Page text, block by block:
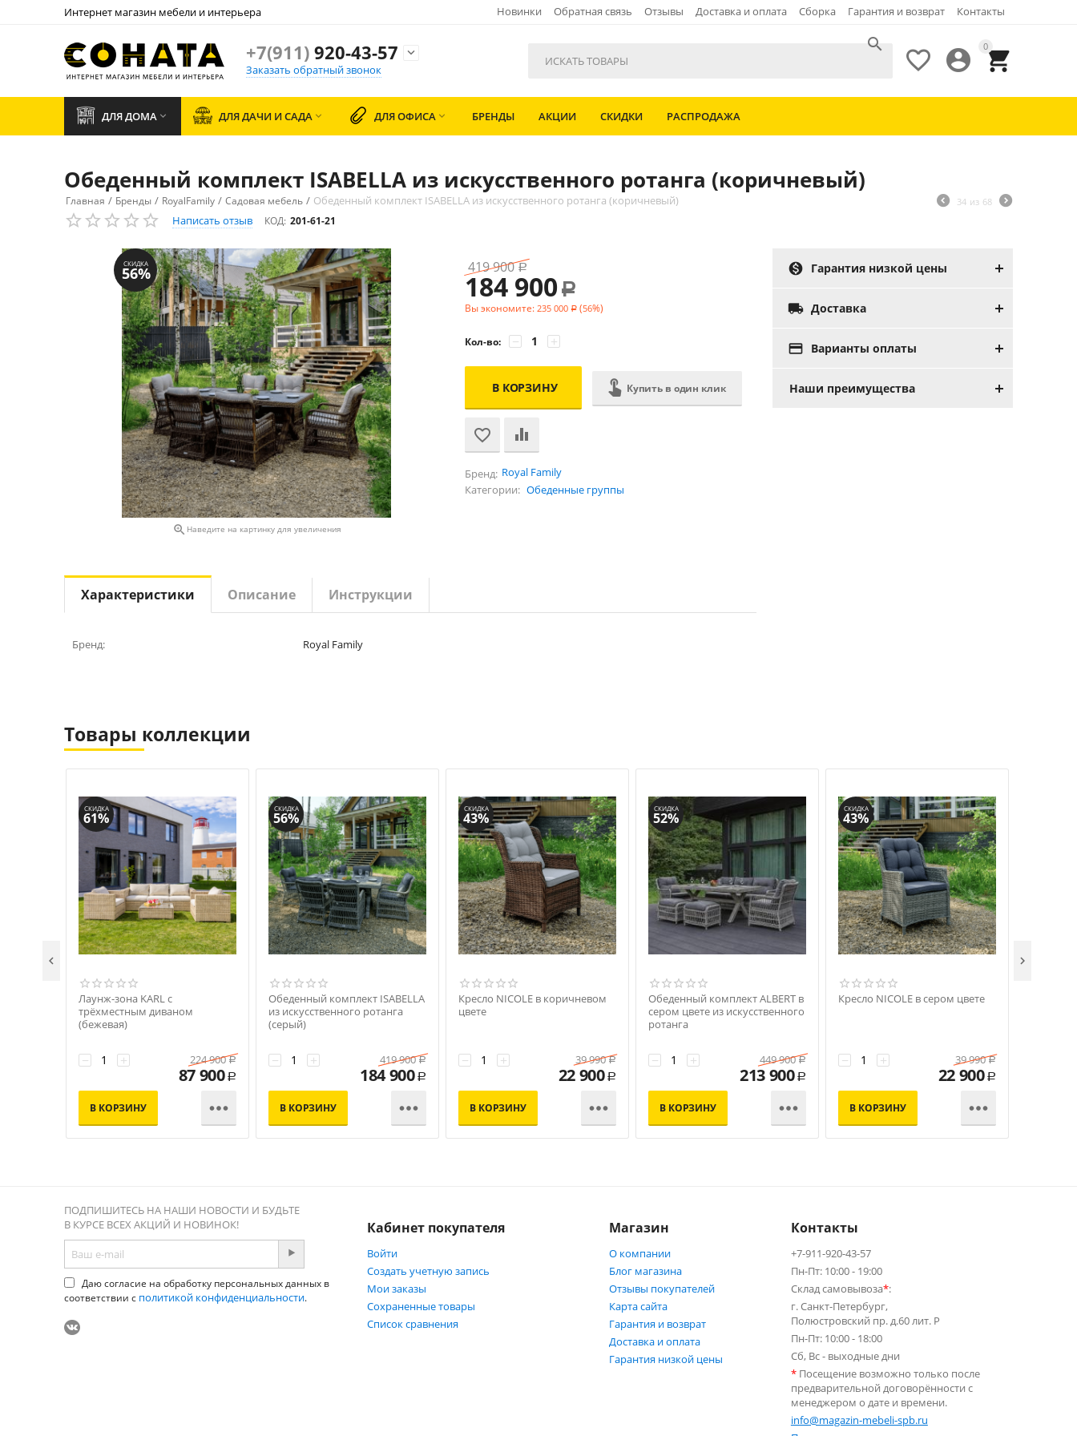
Интернет магазин мебели и интерьера Новинки Обратная связь Отзывы Доставка и оплата Сборка Гарантия и возврат Контакты
+7(911)920-43-57

Заказать обратный звонок
0



ДЛЯ ДОМА  ДЛЯ ДАЧИ И САДА  ДЛЯ ОФИСА  БРЕНДЫ АКЦИИ СКИДКИ РАСПРОДАЖА
Обеденный комплект ISABELLA из искусственного ротанга (коричневый)
Главная / Бренды / RoyalFamily / Садовая мебель / Обеденный комплект ISABELLA из искусственного ротанга (коричневый) 34 из 68
Написать отзыв КОД: 201-61-21
СКИДКА
56%
 Наведите на картинку для увеличения
419 900 Р
184 900 Р
Вы экономите: 235 000 Р (56%)
Кол-во: +
−
В КОРЗИНУ Купить в один клик
Бренд: Royal Family
Категории: Обеденные группы
 Гарантия низкой цены
 Доставка
 Варианты оплаты
Наши преимущества
Характеристики Описание Инструкции
Бренд: Royal Family
Товары коллекции
СКИДКА
61%
Лаунж-зона KARL с
трёхместным диваном
(бежевая)
+
− 224 900 Р
87 900 Р
В КОРЗИНУ 
СКИДКА
56%
Обеденный комплект ISABELLA
из искусственного ротанга
(серый)
+
− 419 900 Р
184 900 Р
В КОРЗИНУ 
СКИДКА
43%
Кресло NICOLE в коричневом
цвете
+
− 39 990 Р
22 900 Р
В КОРЗИНУ 
СКИДКА
52%
Обеденный комплект ALBERT в
сером цвете из искусственного
ротанга
+
− 449 900 Р
213 900 Р
В КОРЗИНУ 
СКИДКА
43%
Кресло NICOLE в сером цвете
+
− 39 990 Р
22 900 Р
В КОРЗИНУ 
 
ПОДПИШИТЕСЬ НА НАШИ НОВОСТИ И БУДЬТЕ
В КУРСЕ ВСЕХ АКЦИЙ И НОВИНОК!
Даю согласие на обработку персональных данных в
соответствии с политикой конфиденциальности.
Кабинет покупателя
Войти
Создать учетную запись
Мои заказы
Сохраненные товары
Список сравнения
Магазин
О компании
Блог магазина
Отзывы покупателей
Карта сайта
Гарантия и возврат
Доставка и оплата
Гарантия низкой цены
Контакты
+7-911-920-43-57
Пн-Пт: 10:00 - 19:00
Склад самовывоза*:
г. Санкт-Петербург,
Полюстровский пр. д.60 лит. Р
Пн-Пт: 10:00 - 18:00
Сб, Вс - выходные дни
*Посещение возможно только после
предварительной договорённости с
менеджером о дате и времени.
info@magazin-mebeli-spb.ru